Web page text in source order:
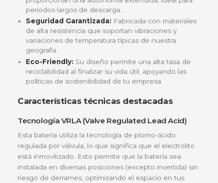
¿Por qué elegir la Batería Powest
FL121500GS?
Invertir en una batería Powest es asegurar la
tranquilidad de tu operación. Aquí te contamos los
beneficios que la hacen destacar en el mercado
Cero Mantenimiento: Gracias a su diseño
VRLA, te olvidas de revisar niveles de agua o
Alta Densidad Energética:Sus 150
proporcionan una autonomía extendida, ideal
periodos largos de descarga.
Seguridad Garantizada:Fabricada con